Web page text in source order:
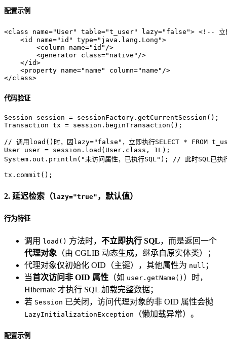
配置示例
<class name="User" table="t_user" lazy="false"> <!-- 立
<id name="id" type="java.lang.Long">
<column name="id" />
<generator class="native" />
</id>
<property name="name" column="name" />
</class>
代码验证
Session session =
Transaction tx = session.beginTransaction();
// 调用load()时，因lazy="false"，立即执行SELECT * FROM
User user = session.load(User.class, 1L);
System.out.println( "未访问属性，已执行SQL" ); // 此时SQL已执
tx.commit();
2. 延迟检索（ lazy="true" ，默认值）
行为特征
调用 load() 方法时， 不立即执行 SQL，而是返回一个
代理对象 （由 CGLIB 动态生成，继承自原实体类）；
代理对象仅初始化 OID（主键），其他属性为 null ；
当首次访问非 OID 属性 （如 user.getName() ）时，
Hibernate 才执行 SQL 加载完整数据；
若 Session 已关闭，访问代理对象的非 OID 属性会抛
LazyInitializationException （懒加载异常）。
配置示例